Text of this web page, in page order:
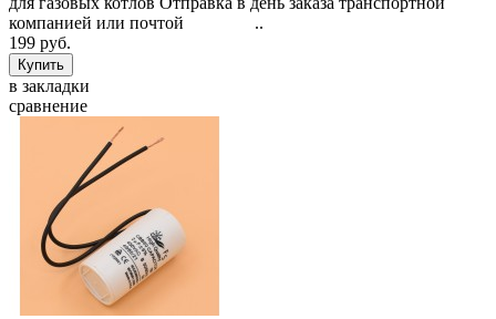
компанией или почтой ..
199 руб.
в закладки
сравнение